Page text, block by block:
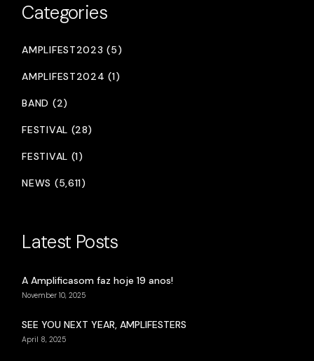
Categories
AMPLIFEST2023 (5)
AMPLIFEST2024 (1)
BAND (2)
FESTIVAL (28)
FESTIVAL (1)
NEWS (5,611)
Latest Posts
A Amplificasom faz hoje 19 anos!
November 10, 2025
SEE YOU NEXT YEAR, AMPLIFESTERS
April 8, 2025